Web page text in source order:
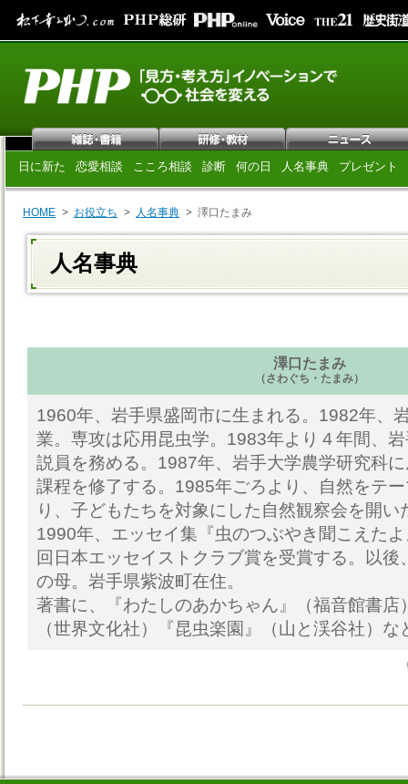
日に新た 恋愛相談 こころ相談 診断 何の日 人名事典 プレゼント
HOME お役立ち 人名事典 澤口たまみ
人名事典
澤口たまみ
（さわぐち・たまみ）
1960年、岩手県盛岡市に生まれる。1982年、
業。専攻は応用昆虫学。1983年より４年間、
説員を務める。1987年、岩手大学農学研究科
課程を修了する。1985年ごろより、自然をテ
り、子どもたちを対象にした自然観察会を開
1990年、エッセイ集『虫のつぶやき聞こえた
回日本エッセイストクラブ賞を受賞する。以後
の母。岩手県紫波町在住。
著書に、『わたしのあかちゃん』（福音館書店
（世界文化社）『昆虫楽園』（山と渓谷社）な